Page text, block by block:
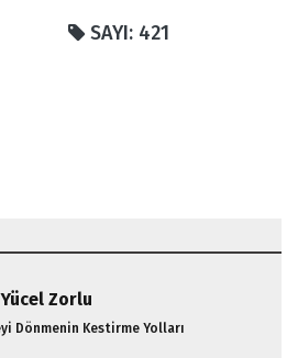
SAYI: 421
Zorlu
Dönmenin Kestirme Yolları